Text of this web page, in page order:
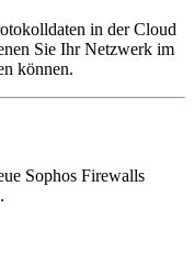
in der Cloud
Sie Ihr Netzwerk im
können.
Sophos Firewalls